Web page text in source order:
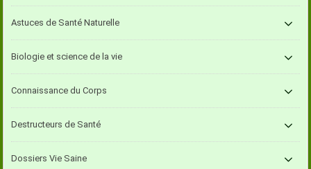
Astuces de Santé Naturelle
Biologie et science de la vie
Connaissance du Corps
Destructeurs de Santé
Dossiers Vie Saine